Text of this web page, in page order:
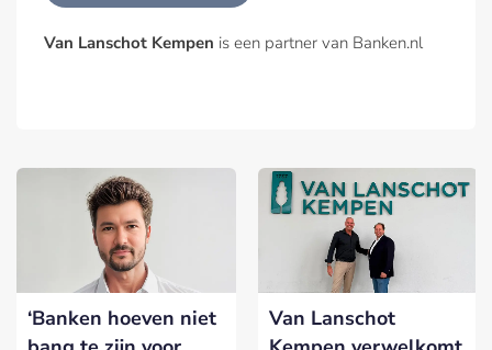
Van Lanschot Kempen is een partner van Banken.nl
‘Banken hoeven niet
Van Lanschot